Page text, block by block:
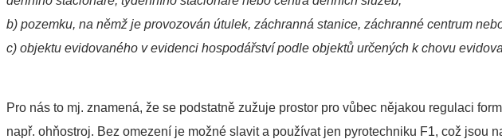
b) pozemku, na němž je provozován útulek, záchranná stanice, záchranné centrum
c) objektu evidovaného v evidenci hospodářství podle objektů určených k chovu
Pro nás to mj. znamená, že se podstatně zužuje prostor pro vůbec nějakou regulaci
např. ohňostroj. Bez omezení je možné slavit a používat jen pyrotechniku F1, což jsou